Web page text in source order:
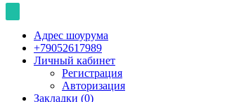
Адрес шоурума
+79052617989
Личный кабинет
Регистрация
Авторизация
Закладки (0)